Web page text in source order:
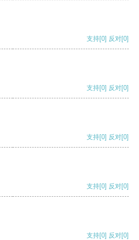
支持[0] 反对[0]
支持[0] 反对[0]
支持[0] 反对[0]
支持[0] 反对[0]
支持[0] 反对[0]